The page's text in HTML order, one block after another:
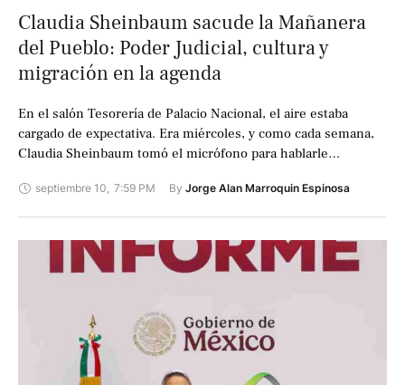
Claudia Sheinbaum sacude la Mañanera
del Pueblo: Poder Judicial, cultura y
migración en la agenda
En el salón Tesorería de Palacio Nacional, el aire estaba
cargado de expectativa. Era miércoles, y como cada semana,
Claudia Sheinbaum tomó el micrófono para hablarle
septiembre 10, 7:59 PM By Jorge Alan Marroquin Espinosa